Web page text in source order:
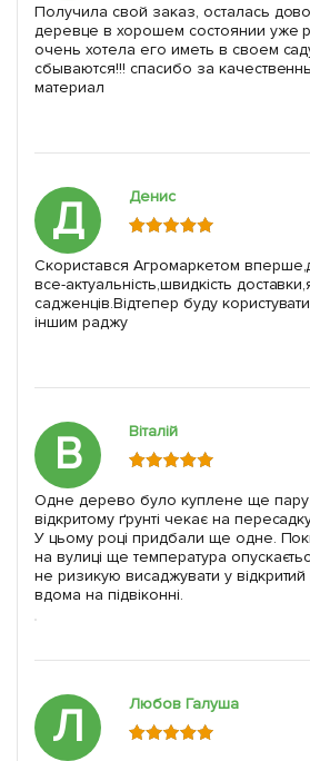
Получила свой заказ, осталась
деревце в хорошем состоянии уже
очень хотела его иметь в своем
сбываются!!! спасибо за
материал
Д Денис
Скористався Агромаркетом
все-актуальнiсть,швидкість
садженців.Відтепер буду
іншим раджу
В Віталій
Одне дерево було куплене ще пару
відкритому ґрунті чекає на
У цьому році придбали ще одне.
на вулиці ще температура
не ризикую висаджувати у відкритий
вдома на підвіконні.
Л Любов Галуша